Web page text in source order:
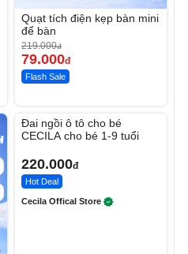
Quạt tích điện kẹp bàn mini
để bàn
219.000đ
79.000đ
Flash Sale
Đai ngồi ô tô cho bé
CECILA cho bé 1-9 tuổi
220.000đ
Hot Deal
Cecila Offical Store